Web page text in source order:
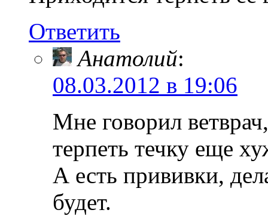
Ответить
Анатолий:
08.03.2012 в 19:06
Мне говорил
терпеть течку еще
А есть прививки,
будет.